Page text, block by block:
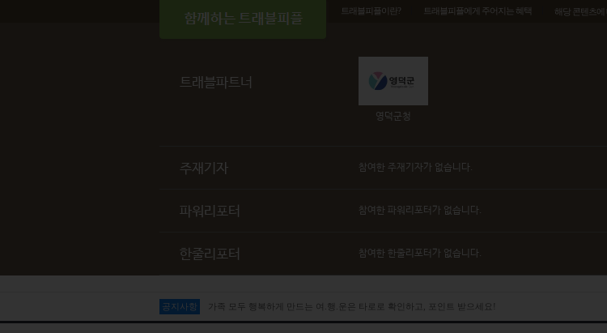
트래블피플이란? 트래블피플에게 주어지는 혜택 해당 콘텐츠에
트래블파트너
영덕군청
주재기자 참여한 주재기자가 없습니다.
파워리포터 참여한 파워리포터가 없습니다.
한줄리포터 참여한 한줄리포터가 없습니다.
공지사항 가족 모두 행복하게 만드는 여.행.운은 타로로 확인하고, 포인트 받으세요!